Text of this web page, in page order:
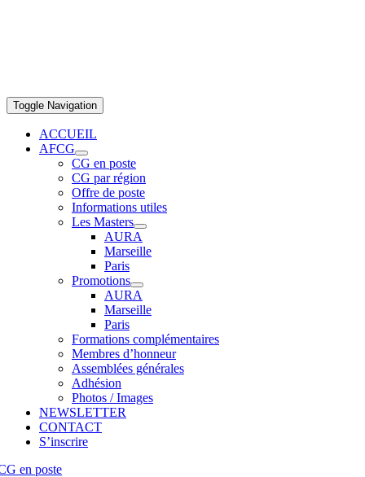
Toggle Navigation
ACCUEIL
AFCG
CG en poste
CG par région
Offre de poste
Informations utiles
Les Masters
AURA
Marseille
Paris
Promotions
AURA
Marseille
Paris
Formations complémentaires
Membres d’honneur
Assemblées générales
Adhésion
Photos / Images
NEWSLETTER
CONTACT
S’inscrire
en poste